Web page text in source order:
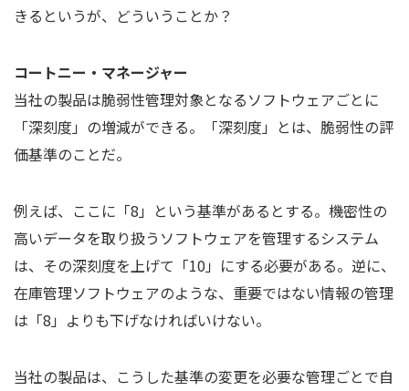
きるというが、どういうことか？
コートニー・マネージャー
当社の製品は脆弱性管理対象となるソフトウェアごとに
「深刻度」の増減ができる。「深刻度」とは、脆弱性の評
価基準のことだ。
例えば、ここに「8」という基準があるとする。機密性の
高いデータを取り扱うソフトウェアを管理するシステム
は、その深刻度を上げて「10」にする必要がある。逆に、
在庫管理ソフトウェアのような、重要ではない情報の管理
は「8」よりも下げなければいけない。
当社の製品は、こうした基準の変更を必要な管理ごとで自